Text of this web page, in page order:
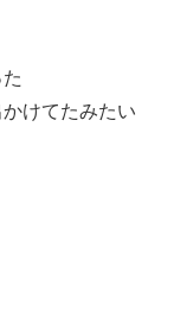
けてたみたい